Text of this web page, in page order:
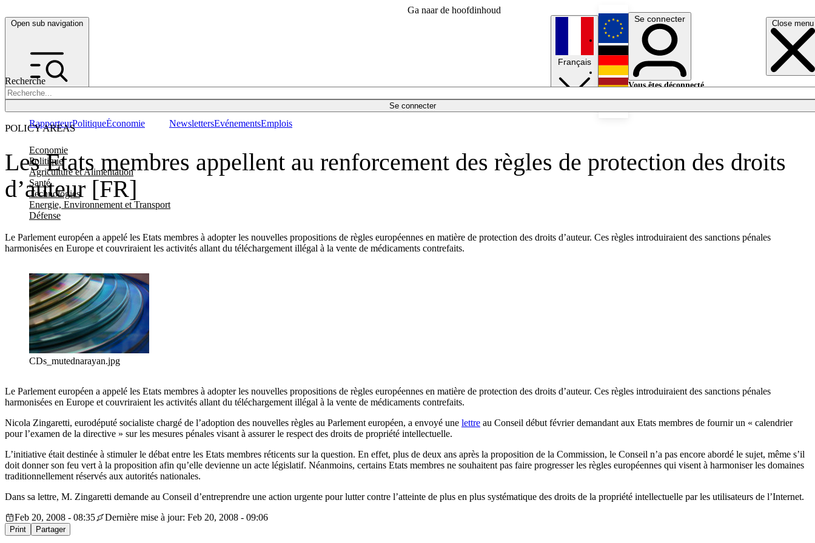
Ga naar de hoofdinhoud
Open sub navigation Close menu
Recherche
Se connecter
POLICY AREAS
Economie
Politique
Agriculture et Alimentation
Santé
Technologies
Energie, Environnement et Transport
Défense
RapporteurPolitiqueÉconomie NewslettersEvénementsEmplois
Français
English
Deutsch
Se connecter
Vous êtes déconnecté.
Les Etats membres appellent au renforcement des règles de protection des droits
d’auteur [FR]
Le Parlement européen a appelé les Etats membres à adopter les nouvelles propositions de règles européennes en matière de protection des droits d’auteur. Ces règles introduiraient des sanctions pénales
harmonisées en Europe et couvriraient les activités allant du téléchargement illégal à la vente de médicaments contrefaits.
CDs_mutednarayan.jpg
Le Parlement européen a appelé les Etats membres à adopter les nouvelles propositions de règles européennes en matière de protection des droits d’auteur. Ces règles introduiraient des sanctions pénales
harmonisées en Europe et couvriraient les activités allant du téléchargement illégal à la vente de médicaments contrefaits.
Nicola Zingaretti, eurodéputé socialiste chargé de l’adoption des nouvelles règles au Parlement européen, a envoyé une lettre au Conseil début février demandant aux Etats membres de fournir un « calendrier
pour l’examen de la directive » sur les mesures pénales visant à assurer le respect des droits de propriété intellectuelle.
L’initiative était destinée à stimuler le débat entre les Etats membres réticents sur la question. En effet, plus de deux ans après la proposition de la Commission, le Conseil n’a pas encore abordé le sujet, même s’il
doit donner son feu vert à la proposition afin qu’elle devienne un acte législatif. Néanmoins, certains Etats membres ne souhaitent pas faire progresser les règles européennes qui visent à harmoniser les domaines
traditionnellement réservés aux autorités nationales.
Dans sa lettre, M. Zingaretti demande au Conseil d’entreprendre une action urgente pour lutter contre l’atteinte de plus en plus systématique des droits de la propriété intellectuelle par les utilisateurs de l’Internet.
Feb 20, 2008 - 08:35
Dernière mise à jour: Feb 20, 2008 - 09:06
Print Partager